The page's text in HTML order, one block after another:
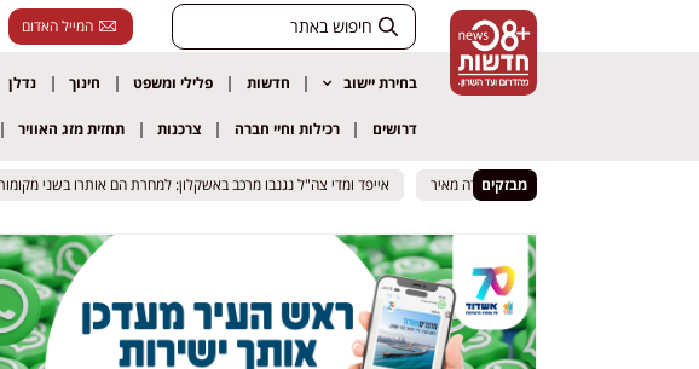
המייל האדום
בחירת יישוב חדשות פלילי ומשפט חינוך נדלן
דרושים רכילות וחיי חברה צרכנות תחזית מזג האוויר
מבזקים
מתחת לצומת ברקת – גולדה מאיר אייפד ומדי צה"ל נגנבו מרכב באשקלון: למחרת הם אותרו בשני מקומות מתחת לצומת ברקת – גולדה מאיר אייפד ומדי צה"ל נגנבו מרכב באשקלון: למחרת הם אותרו בשני מקומות